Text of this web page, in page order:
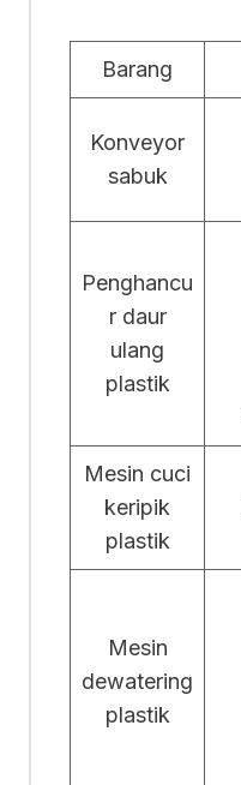
Barang
Konveyor
sabuk
Penghancu
r daur
ulang
plastik
Mesin cuci
keripik
plastik
Mesin
dewatering
plastik